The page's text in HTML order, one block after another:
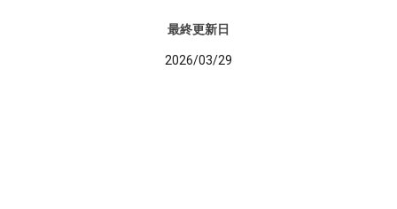
最終更新日
2026/03/29